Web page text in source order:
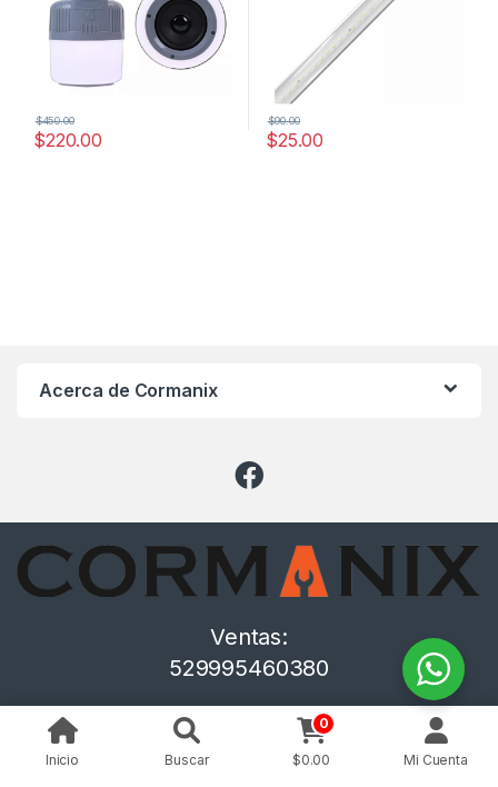
$220.00
$450.00
$25.00
$90.00
Acerca de Cormanix
Ventas:
529995460380
Inicio Buscar
0
$0.00 Mi Cuenta